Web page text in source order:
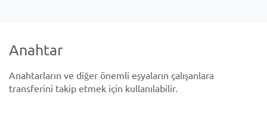
Anahtar
Anahtarların ve diğer önemli eşyaların çalışanlara
transferini takip etmek için kullanılabilir.